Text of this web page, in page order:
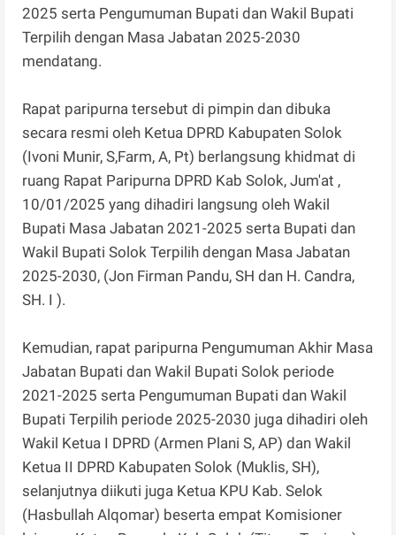
2025 serta Pengumuman Bupati dan Wakil Bupati
Terpilih dengan Masa Jabatan 2025-2030
mendatang.
Rapat paripurna tersebut di pimpin dan dibuka
secara resmi oleh Ketua DPRD Kabupaten Solok
(Ivoni Munir, S,Farm, A, Pt) berlangsung khidmat di
ruang Rapat Paripurna DPRD Kab Solok, Jum'at ,
10/01/2025 yang dihadiri langsung oleh Wakil
Bupati Masa Jabatan 2021-2025 serta Bupati dan
Wakil Bupati Solok Terpilih dengan Masa Jabatan
2025-2030, (Jon Firman Pandu, SH dan H. Candra,
SH. I ).
Kemudian, rapat paripurna Pengumuman Akhir Masa
Jabatan Bupati dan Wakil Bupati Solok periode
2021-2025 serta Pengumuman Bupati dan Wakil
Bupati Terpilih periode 2025-2030 juga dihadiri oleh
Wakil Ketua I DPRD (Armen Plani S, AP) dan Wakil
Ketua II DPRD Kabupaten Solok (Muklis, SH),
selanjutnya diikuti juga Ketua KPU Kab. Selok
(Hasbullah Alqomar) beserta empat Komisioner